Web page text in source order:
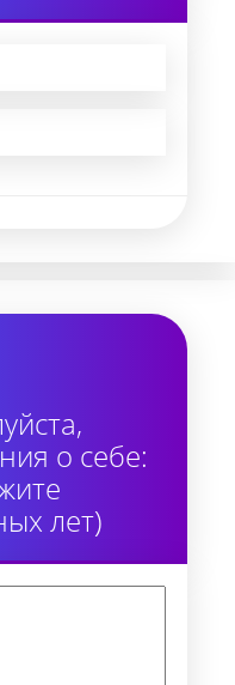
о себе:
лет)